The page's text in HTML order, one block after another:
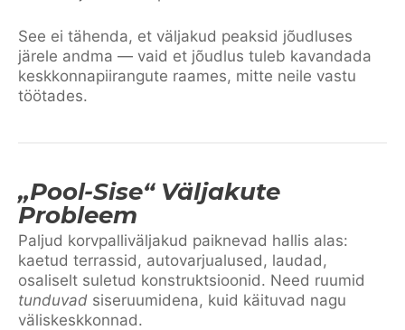
See ei tähenda, et väljakud peaksid jõudluses
järele andma — vaid et jõudlus tuleb kavandada
keskkonnapiirangute raames, mitte neile vastu
töötades.
„Pool-Sise“ Väljakute
Probleem
Paljud korvpalliväljakud paiknevad hallis alas:
kaetud terrassid, autovarjualused, laudad,
osaliselt suletud konstruktsioonid. Need ruumid
tunduvad siseruumidena, kuid käituvad nagu
väliskeskkonnad.